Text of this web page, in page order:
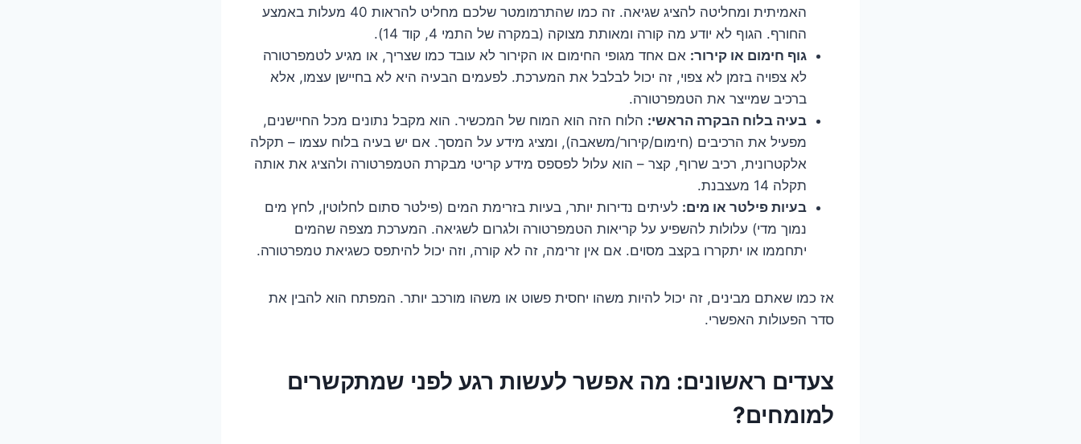
האמיתית ומחליטה להציג שגיאה. זה כמו שהתרמומטר שלכם מחליט להראות 40 מעלות באמצע
החורף. הגוף לא יודע מה קורה ומאותת מצוקה (במקרה של התמי 4, קוד 14).
גוף חימום או קירור: אם אחד מגופי החימום או הקירור לא עובד כמו שצריך, או מגיע לטמפרטורה
לא צפויה בזמן לא צפוי, זה יכול לבלבל את המערכת. לפעמים הבעיה היא לא בחיישן עצמו, אלא
ברכיב שמייצר את הטמפרטורה.
בעיה בלוח הבקרה הראשי: הלוח הזה הוא המוח של המכשיר. הוא מקבל נתונים מכל החיישנים,
מפעיל את הרכיבים (חימום/קירור/משאבה), ומציג מידע על המסך. אם יש בעיה בלוח עצמו – תקלה
אלקטרונית, רכיב שרוף, קצר – הוא עלול לפספס מידע קריטי מבקרת הטמפרטורה ולהציג את אותה
תקלה 14 מעצבנת.
בעיות פילטר או מים: לעיתים נדירות יותר, בעיות בזרימת המים (פילטר סתום לחלוטין, לחץ מים
נמוך מדי) עלולות להשפיע על קריאות הטמפרטורה ולגרום לשגיאה. המערכת מצפה שהמים
יתחממו או יתקררו בקצב מסוים. אם אין זרימה, זה לא קורה, וזה יכול להיתפס כשגיאת טמפרטורה.
אז כמו שאתם מבינים, זה יכול להיות משהו יחסית פשוט או משהו מורכב יותר. המפתח הוא להבין את
סדר הפעולות האפשרי.
צעדים ראשונים: מה אפשר לעשות רגע לפני שמתקשרים
למומחים?